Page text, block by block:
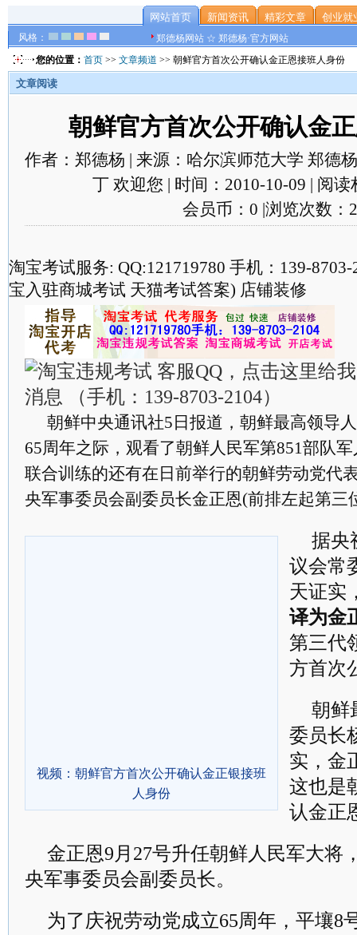
风格：
网站首页 新闻资讯 精彩文章 创业就
郑德杨网站 ☆ 郑德杨·官方网站
您的位置： 首页 >> 文章频道 >> 朝鲜官方首次公开确认金正恩接班人身份
文章阅读
朝鲜官方首次公开确认金
作者：郑德杨 | 来源：哈尔滨师范大学 郑德
丁 欢迎您 | 时间：2010-10-09 | 阅
会员币：0 |浏览次数：
淘宝考试服务: QQ:121719780 手机：139-
宝入驻商城考试 天猫考试答案) 店铺装修
朝鲜中央通讯社5日报道，朝鲜最高领导
65周年之际，观看了朝鲜人民军第851部队
联合训练的还有在日前举行的朝鲜劳动党代
央军事委员会副委员长金正恩(前排左起第三
视频：朝鲜官方首次公开确认金正银接班
人身份
据央
议会常
天证实
译为金
第三代
方首次
朝鲜
委员长
实，金
这也是
认金正
金正恩9月27号升任朝鲜人民军大将
央军事委员会副委员长。
为了庆祝劳动党成立65周年，平壤8